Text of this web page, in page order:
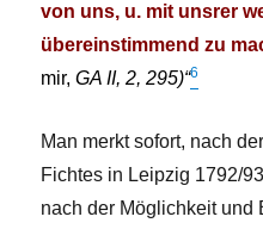
von uns, u. mit unsrer
übereinstimmend zu
mir,GA II, 2, 295)“6
Man merkt sofort, nach
Fichtes in Leipzig 1792/
nach der Möglichkeit und